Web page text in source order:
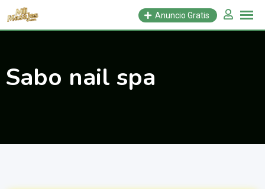
Saltar
Anuncio Gratis
Sabo nail spa